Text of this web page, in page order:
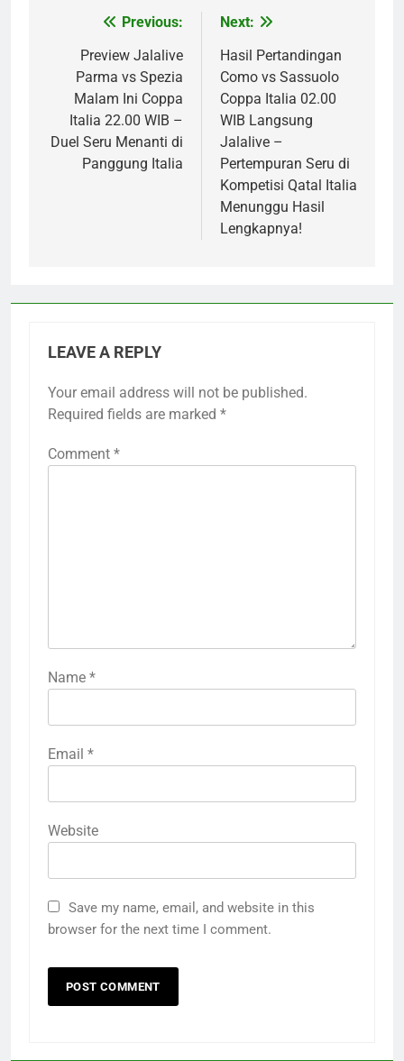
navigation
Previous:
Preview Jalalive
Parma vs Spezia
Malam Ini Coppa
Italia 22.00 WIB –
Duel Seru Menanti di
Panggung Italia
Next:
Hasil Pertandingan
Como vs Sassuolo
Coppa Italia 02.00
WIB Langsung
Jalalive –
Pertempuran Seru di
Kompetisi Qatal Italia
Menunggu Hasil
Lengkapnya!
LEAVE A REPLY
Your email address will not be published.
Required fields are marked *
Comment *
Name *
Email *
Website
Save my name, email, and website in this
browser for the next time I comment.